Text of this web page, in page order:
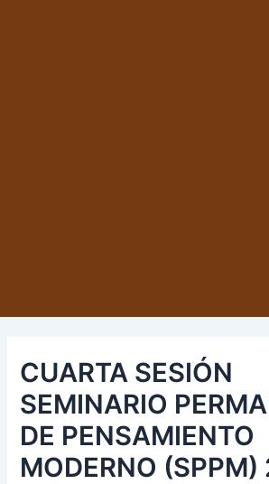
CUARTA SESIÓN
SEMINARIO
DE PENSAMIENTO
MODERNO